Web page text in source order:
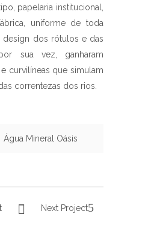
papelaria institucional,
uniforme de toda
design dos rótulos e das
sua vez, ganharam
curvilíneas que simulam
correntezas dos rios.
Água Mineral Oásis
Next Project